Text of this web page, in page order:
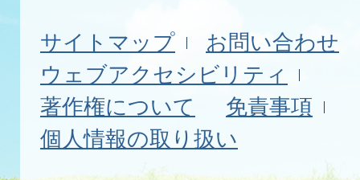
サイトマップ
お問い合わせ
ウェブアクセシビリティ
著作権について
免責事項
個人情報の取り扱い